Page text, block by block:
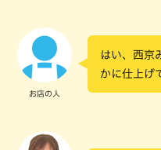
お店の人
はい、西京
かに仕上げ